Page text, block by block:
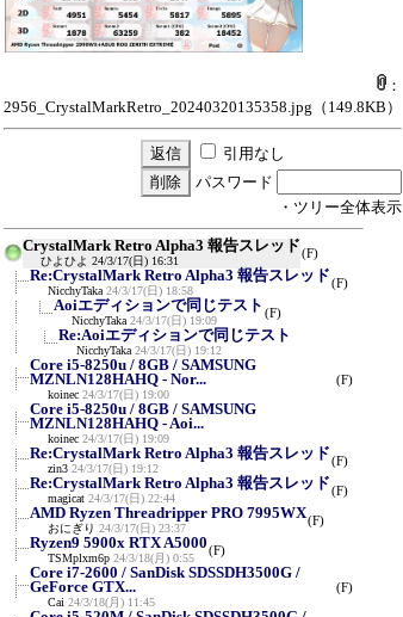
：
2956_CrystalMarkRetro_20240320135358.jpg （149.8KB）
引用なし
パスワード
・ツリー全体表示
CrystalMark Retro Alpha3 報告スレッド
ひよひよ 24/3/17(日) 16:31
(F)
Re:CrystalMark Retro Alpha3 報告スレッド
NicchyTaka 24/3/17(日) 18:58
(F)
Aoiエディションで同じテスト
NicchyTaka 24/3/17(日) 19:09
(F)
Re:Aoiエディションで同じテスト
NicchyTaka 24/3/17(日) 19:12
Core i5-8250u / 8GB / SAMSUNG
MZNLN128HAHQ - Nor...
koinec 24/3/17(日) 19:00
(F)
Core i5-8250u / 8GB / SAMSUNG
MZNLN128HAHQ - Aoi...
koinec 24/3/17(日) 19:09
Re:CrystalMark Retro Alpha3 報告スレッド
zin3 24/3/17(日) 19:12
(F)
Re:CrystalMark Retro Alpha3 報告スレッド
magicat 24/3/17(日) 22:44
(F)
AMD Ryzen Threadripper PRO 7995WX
おにぎり 24/3/17(日) 23:37
(F)
Ryzen9 5900x RTX A5000
TSMplxm6p 24/3/18(月) 0:55
(F)
Core i7-2600 / SanDisk SDSSDH3500G /
GeForce GTX...
Cai 24/3/18(月) 11:45
(F)